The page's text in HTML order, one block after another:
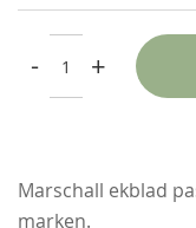
- +
Marschall ekblad
marken.